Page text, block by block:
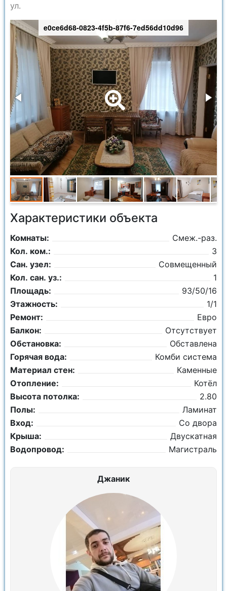
ул.
e0ce6d68-0823-4f5b-87f6-7ed56dd10d96
Характеристики объекта
Комнаты:
Смеж.-раз.
Кол. ком.:
3
Сан. узел:
Совмещенный
Кол. сан. уз.:
1
Площадь:
93/50/16
Этажность:
1/1
Ремонт:
Евро
Балкон:
Отсутствует
Обстановка:
Обставлена
Горячая вода:
Комби система
Материал стен:
Каменные
Отопление:
Котёл
Высота потолка:
2.80
Полы:
Ламинат
Вход:
Со двора
Крыша:
Двускатная
Водопровод:
Магистраль
Джаник